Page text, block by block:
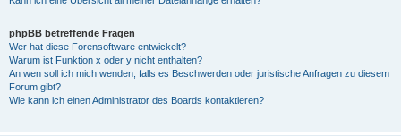
phpBB betreffende Fragen
Wer hat diese Forensoftware entwickelt?
Warum ist Funktion x oder y nicht enthalten?
An wen soll ich mich wenden, falls es Beschwerden oder juristische Anfragen zu diesem
Forum gibt?
Wie kann ich einen Administrator des Boards kontaktieren?